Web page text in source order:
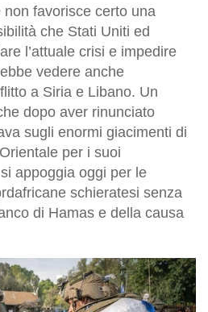
favorisce certo una
che Stati Uniti ed
l’attuale crisi e impedire
vedere anche
a Siria e Libano. Un
dopo aver rinunciato
sugli enormi giacimenti di
per i suoi
appoggia oggi per le
schieratesi senza
di Hamas e della causa